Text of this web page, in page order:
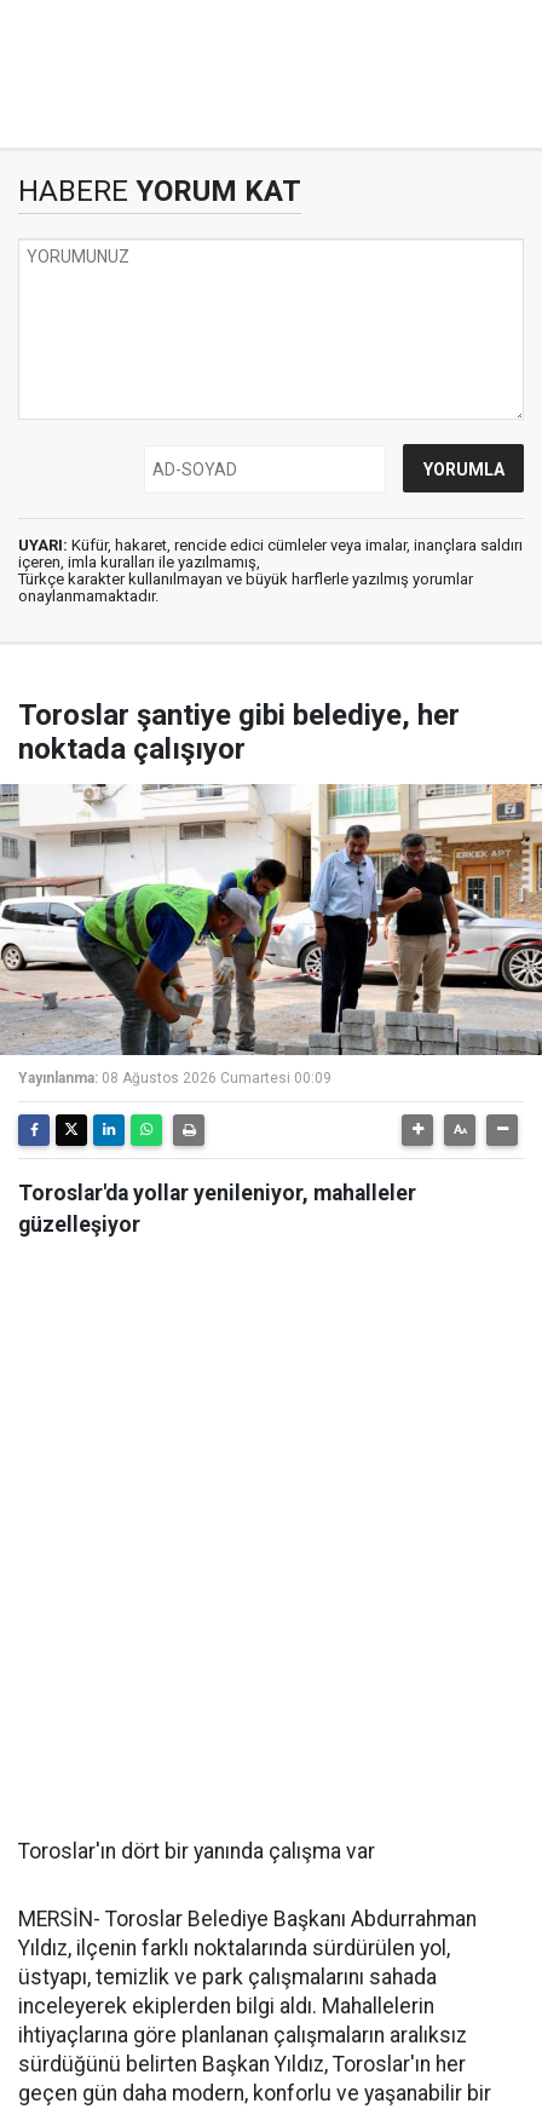
HABERE YORUM KAT
UYARI: Küfür, hakaret, rencide edici cümleler veya imalar, inançlara saldırı
içeren, imla kuralları ile yazılmamış,
Türkçe karakter kullanılmayan ve büyük harflerle yazılmış yorumlar
onaylanmamaktadır.
Toroslar şantiye gibi belediye, her
noktada çalışıyor
Yayınlanma: 08 Ağustos 2026 Cumartesi 00:09
Toroslar'da yollar yenileniyor, mahalleler
güzelleşiyor
Toroslar'ın dört bir yanında çalışma var
MERSİN- Toroslar Belediye Başkanı Abdurrahman
Yıldız, ilçenin farklı noktalarında sürdürülen yol,
üstyapı, temizlik ve park çalışmalarını sahada
inceleyerek ekiplerden bilgi aldı. Mahallelerin
ihtiyaçlarına göre planlanan çalışmaların aralıksız
sürdüğünü belirten Başkan Yıldız, Toroslar'ın her
geçen gün daha modern, konforlu ve yaşanabilir bir